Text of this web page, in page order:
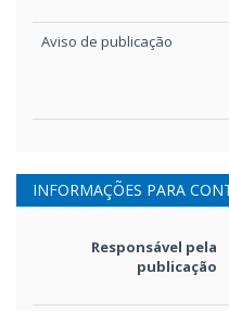
Aviso de publicação
INFORMAÇÕES PARA
Responsável pela
publicação